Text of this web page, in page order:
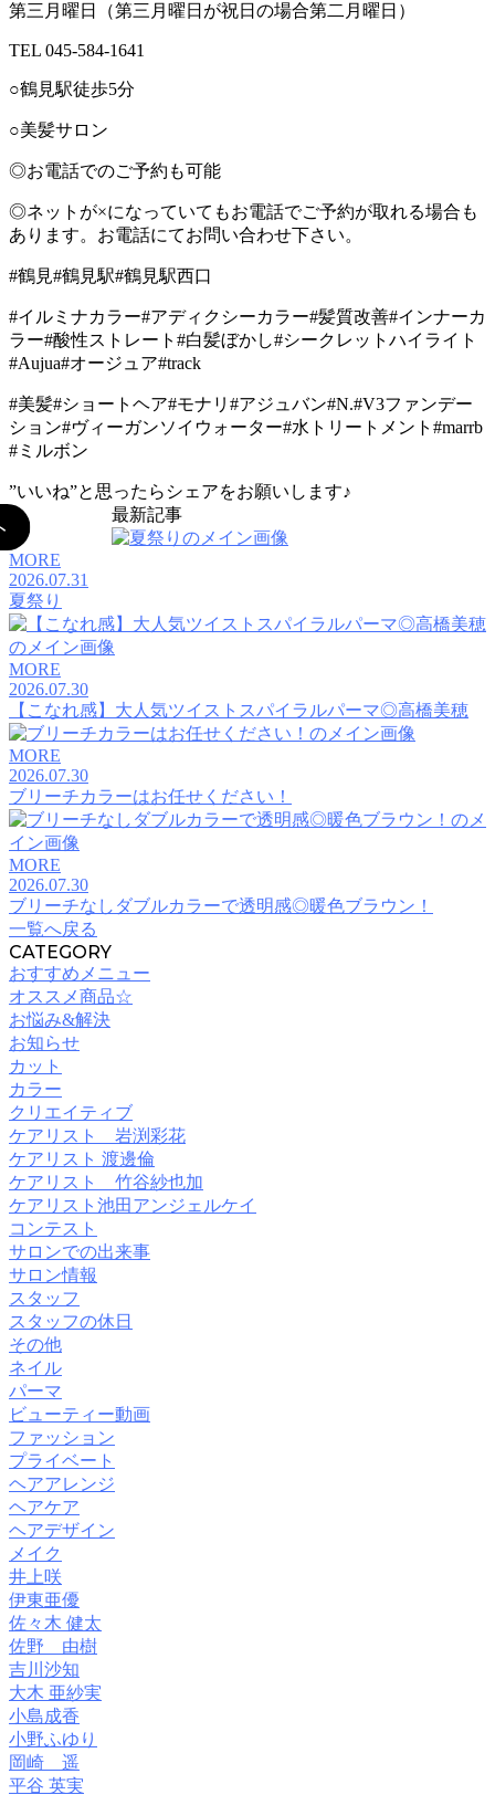
第三月曜日（第三月曜日が祝日の場合第二月曜日）
TEL 045-584-1641
○鶴見駅徒歩5分
○美髪サロン
◎お電話でのご予約も可能
◎ネットが×になっていてもお電話でご予約が取れる場合も
あります。お電話にてお問い合わせ下さい。
#鶴見#鶴見駅#鶴見駅西口
#イルミナカラー#アディクシーカラー#髪質改善#インナーカ
ラー#酸性ストレート#白髪ぼかし#シークレットハイライト
#Aujua#オージュア#track
#美髪#ショートヘア#モナリ#アジュバン#N.#V3ファンデー
ション#ヴィーガンソイウォーター#水トリートメント#marrb
#ミルボン
”いいね”と思ったらシェアをお願いします♪
最新記事
MORE
2026.07.31
夏祭り
MORE
2026.07.30
【こなれ感】大人気ツイストスパイラルパーマ◎高橋美穂
MORE
2026.07.30
ブリーチカラーはお任せください！
MORE
2026.07.30
ブリーチなしダブルカラーで透明感◎暖色ブラウン！
一覧へ戻る
CATEGORY
おすすめメニュー
オススメ商品☆
お悩み&解決
お知らせ
カット
カラー
クリエイティブ
ケアリスト 岩渕彩花
ケアリスト 渡邊倫
ケアリスト 竹谷紗也加
ケアリスト池田アンジェルケイ
コンテスト
サロンでの出来事
サロン情報
スタッフ
スタッフの休日
その他
ネイル
パーマ
ビューティー動画
ファッション
プライベート
ヘアアレンジ
ヘアケア
ヘアデザイン
メイク
井上咲
伊東亜優
佐々木 健太
佐野 由樹
吉川沙知
大木 亜紗実
小島成香
小野ふゆり
岡崎 遥
平谷 英実